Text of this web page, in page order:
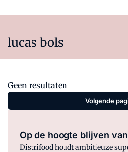
lucas bols
Geen resultaten
Volgende
Op de hoogte blijven
Distrifood houdt ambitieuze